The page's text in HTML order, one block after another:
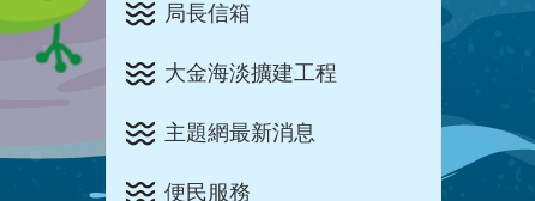
局長信箱
大金海淡擴建工程
主題網最新消息
便民服務